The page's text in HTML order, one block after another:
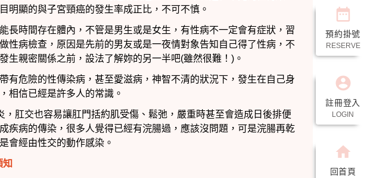
date_range
預約掛號
RESERVE
account_circle
註冊登入
LOGIN
home
回首頁